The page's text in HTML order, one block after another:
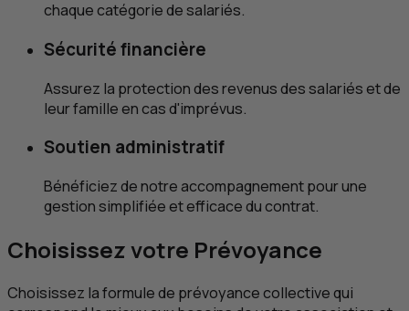
chaque catégorie de salariés.
Sécurité financière
Assurez la protection des revenus des salariés et de
leur famille en cas d'imprévus.
Soutien administratif
Bénéficiez de notre accompagnement pour une
gestion simplifiée et efficace du contrat.
Choisissez votre Prévoyance
Choisissez la formule de prévoyance collective qui